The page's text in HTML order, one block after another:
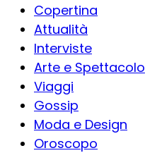
Copertina
Attualità
Interviste
Arte e Spettacolo
Viaggi
Gossip
Moda e Design
Oroscopo